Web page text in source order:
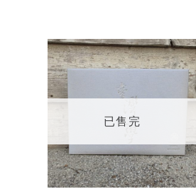
望輕
已售完